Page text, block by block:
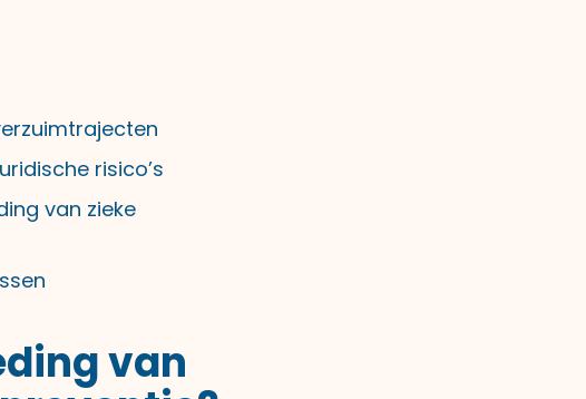
risico’s
van zieke
van